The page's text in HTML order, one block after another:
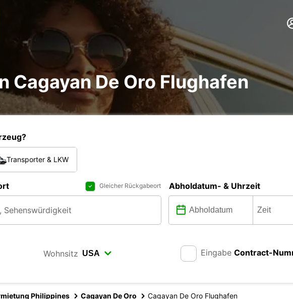
Cagayan De Oro Flughafen
Transporter & LKW
Gleicher Rückgabeort Abholdatum- & Uhrzeit
Wohnsitz Eingabe Contract-
Philippines Cagayan De Oro Cagayan De Oro Flughafen